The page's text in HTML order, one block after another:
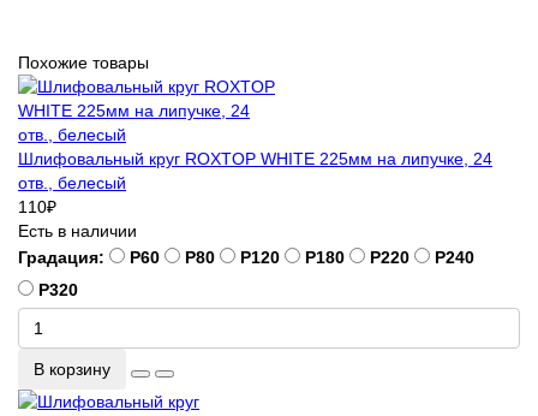
Похожие товары
Шлифовальный круг ROXTOP WHITE 225мм на липучке, 24
отв., белесый
110₽
Есть в наличии
Градация:
P60 P80 P120 P180 P220
P240
P320
В корзину